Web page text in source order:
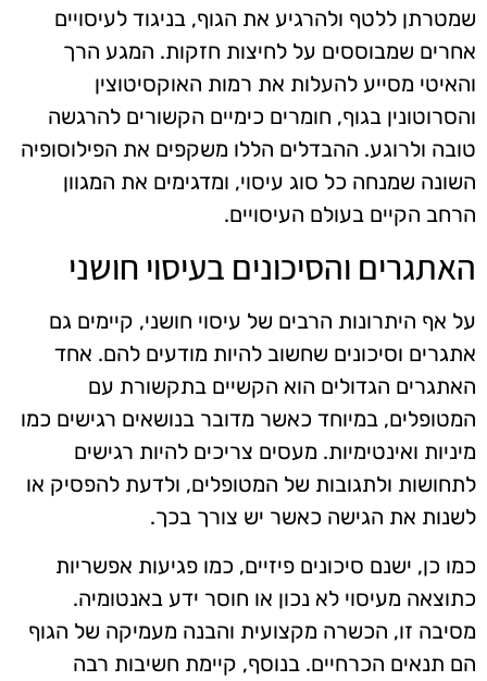
שמטרתן ללטף ולהרגיע את הגוף, בניגוד לעיסויים
אחרים שמבוססים על לחיצות חזקות. המגע הרך
והאיטי מסייע להעלות את רמות האוקסיטוצין
והסרוטונין בגוף, חומרים כימיים הקשורים להרגשה
טובה ולרוגע. ההבדלים הללו משקפים את הפילוסופיה
השונה שמנחה כל סוג עיסוי, ומדגימים את המגוון
הרחב הקיים בעולם העיסויים.
האתגרים והסיכונים בעיסוי חושני
על אף היתרונות הרבים של עיסוי חושני, קיימים גם
אתגרים וסיכונים שחשוב להיות מודעים להם. אחד
האתגרים הגדולים הוא הקשיים בתקשורת עם
המטופלים, במיוחד כאשר מדובר בנושאים רגישים כמו
מיניות ואינטימיות. מעסים צריכים להיות רגישים
לתחושות ולתגובות של המטופלים, ולדעת להפסיק או
לשנות את הגישה כאשר יש צורך בכך.
כמו כן, ישנם סיכונים פיזיים, כמו פגיעות אפשריות
כתוצאה מעיסוי לא נכון או חוסר ידע באנטומיה.
מסיבה זו, הכשרה מקצועית והבנה מעמיקה של הגוף
הם תנאים הכרחיים. בנוסף, קיימת חשיבות רבה